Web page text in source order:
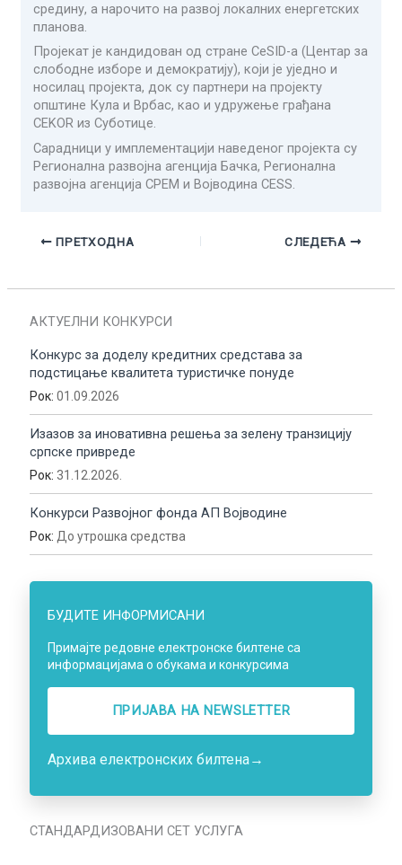
средину, а нарочито на развој локалних енергетских
планова.
Пројекат је кандидован од стране CeSID-а (Центар за
слободне изборе и демократију), који је уједно и
носилац пројекта, док су партнери на пројекту
општине Кула и Врбас, као и удружење грађана
CEKOR из Суботице.
Сарадници у имплементацији наведеног пројекта су
Регионална развојна агенција Бачка, Регионална
развојна агенција СРЕМ и Војводина CESS.
ПРЕТХОДНА СЛЕДЕЋА
АКТУЕЛНИ КОНКУРСИ
Конкурс за доделу кредитних средстава за
подстицање квалитета туристичке понуде
Рок: 01.09.2026
Изазов за иновативна решења за зелену транзицију
српске привреде
Рок: 31.12.2026.
Конкурси Развојног фонда АП Војводине
Рок: До утрошка средства
БУДИТЕ ИНФОРМИСАНИ
Примајте редовне електронске билтене са
информацијама о обукама и конкурсима
ПРИЈАВА НA NEWSLETTER
Архива електронских билтена→
СТАНДАРДИЗОВАНИ СЕТ УСЛУГА